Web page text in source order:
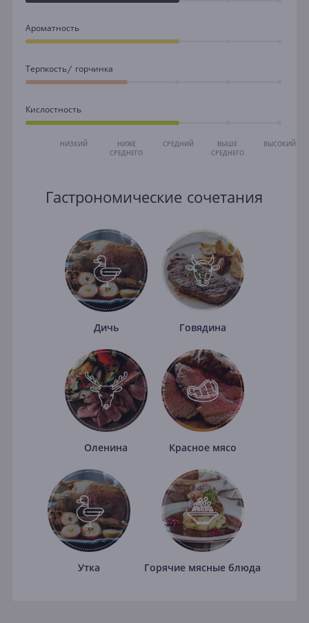
Ароматность
Терпкость/ горчинка
Кислостность
НИЗКИЙ
НИЖЕ
СРЕДНЕГО
СРЕДНИЙ
ВЫШЕ
СРЕДНЕГО
ВЫСОКИЙ
Гастрономические сочетания
Дичь Говядина
Оленина Красное мясо
Утка Горячие мясные блюда